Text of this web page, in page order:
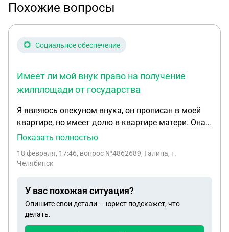
Похожие вопросы
Социальное обеспечение
Имеет ли мой внук право на получение
жилплощади от государства
Я являюсь опекуном внука, он прописан в моей
квартире, но имеет долю в квартире матери. Она
ограничена в правах, но восстанавливаться не
жилплощади от государства.
Показать полностью
18 февраля, 17:46, вопрос №4862689, Галина, г.
Челябинск
У вас похожая ситуация?
Опишите свои детали — юрист подскажет, что
делать.